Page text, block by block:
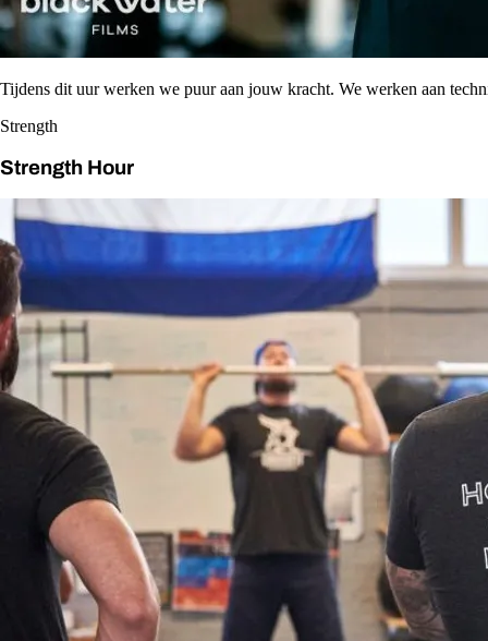
Tijdens dit uur werken we puur aan jouw kracht. We werken aan
Strength
Strength Hour